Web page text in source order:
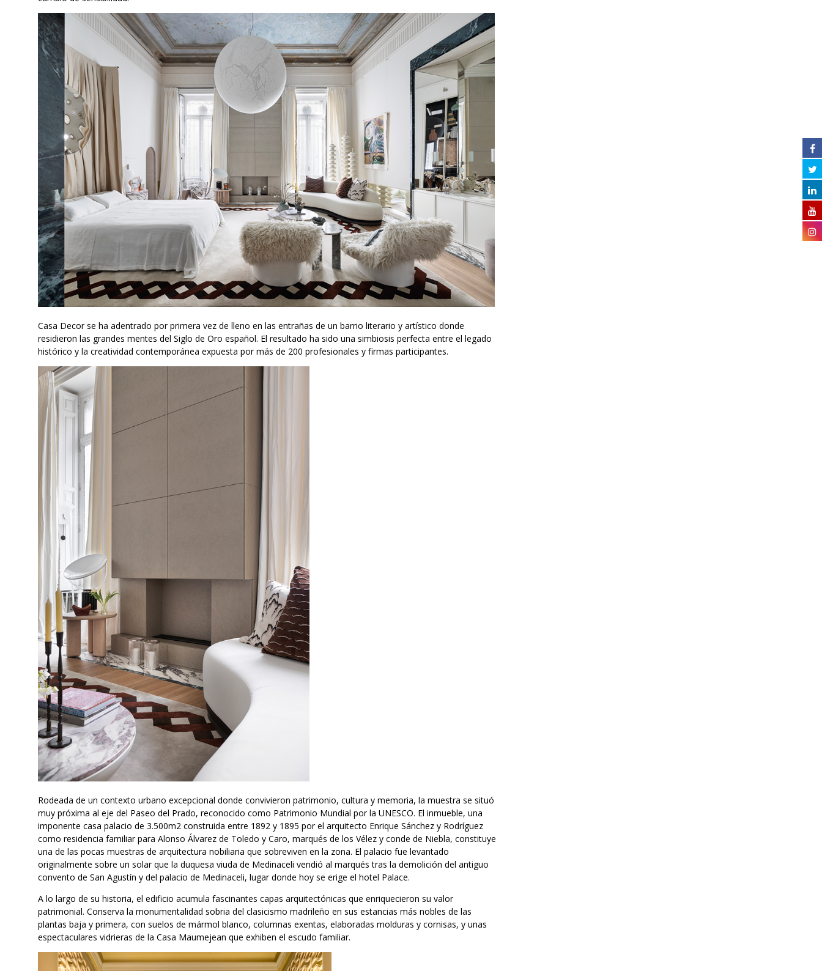
Casa Decor se ha adentrado por primera vez de lleno en las entrañas de un barrio literario y artístico donde
residieron las grandes mentes del Siglo de Oro español. El resultado ha sido una simbiosis perfecta entre el legado
histórico y la creatividad contemporánea expuesta por más de 200 profesionales y firmas participantes.
Rodeada de un contexto urbano excepcional donde convivieron patrimonio, cultura y memoria, la muestra se situó
muy próxima al eje del Paseo del Prado, reconocido como Patrimonio Mundial por la UNESCO. El inmueble, una
imponente casa palacio de 3.500m2 construida entre 1892 y 1895 por el arquitecto Enrique Sánchez y Rodríguez
como residencia familiar para Alonso Álvarez de Toledo y Caro, marqués de los Vélez y conde de Niebla, constituye
una de las pocas muestras de arquitectura nobiliaria que sobreviven en la zona. El palacio fue levantado
originalmente sobre un solar que la duquesa viuda de Medinaceli vendió al marqués tras la demolición del antiguo
convento de San Agustín y del palacio de Medinaceli, lugar donde hoy se erige el hotel Palace.
A lo largo de su historia, el edificio acumula fascinantes capas arquitectónicas que enriquecieron su valor
patrimonial. Conserva la monumentalidad sobria del clasicismo madrileño en sus estancias más nobles de las
plantas baja y primera, con suelos de mármol blanco, columnas exentas, elaboradas molduras y cornisas, y unas
espectaculares vidrieras de la Casa Maumejean que exhiben el escudo familiar.